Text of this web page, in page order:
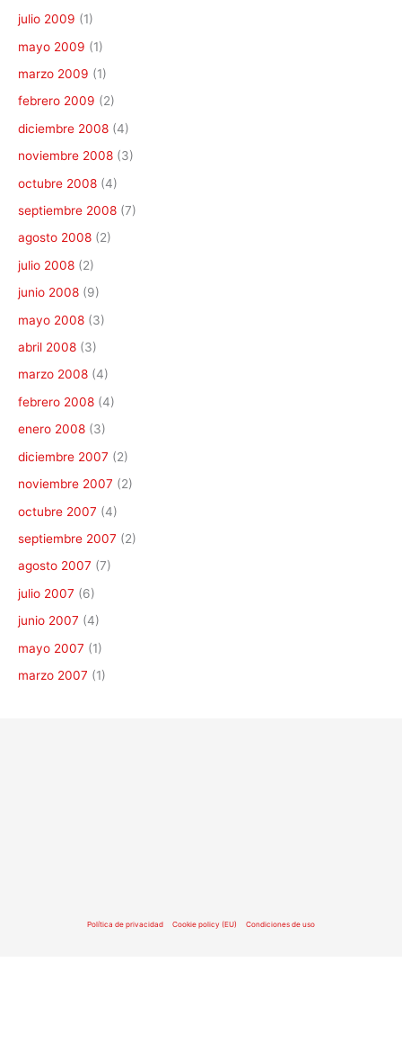
julio 2009 (1)
mayo 2009 (1)
marzo 2009 (1)
febrero 2009 (2)
diciembre 2008 (4)
noviembre 2008 (3)
octubre 2008 (4)
septiembre 2008 (7)
agosto 2008 (2)
julio 2008 (2)
junio 2008 (9)
mayo 2008 (3)
abril 2008 (3)
marzo 2008 (4)
febrero 2008 (4)
enero 2008 (3)
diciembre 2007 (2)
noviembre 2007 (2)
octubre 2007 (4)
septiembre 2007 (2)
agosto 2007 (7)
julio 2007 (6)
junio 2007 (4)
mayo 2007 (1)
marzo 2007 (1)
Política de privacidad Cookie policy (EU) Condiciones de uso